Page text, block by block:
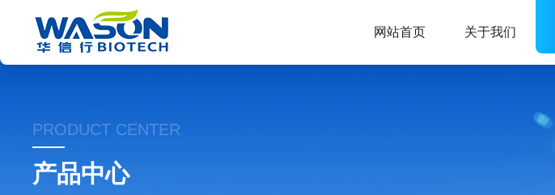
网站首页 关于我们
PRODUCT CENTER
产品中心